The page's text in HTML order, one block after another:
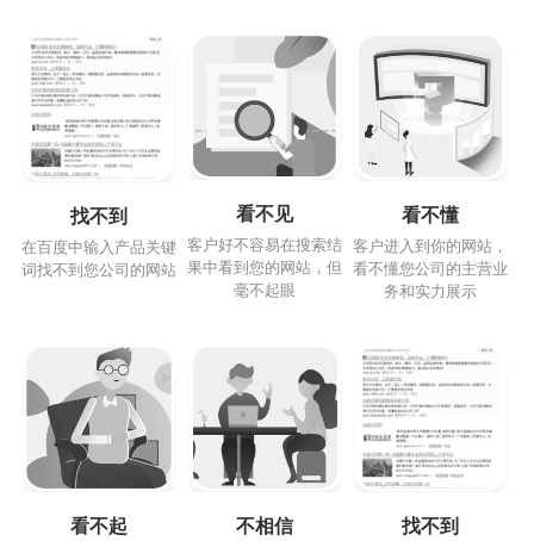
找不到
在百度中输入产品关键
词找不到您公司的网站
看不见
客户好不容易在搜索结
果中看到您的网站，但
毫不起眼
看不懂
客户进入到你的网站，
看不懂您公司的主营业
务和实力展示
看不起 不相信 找不到